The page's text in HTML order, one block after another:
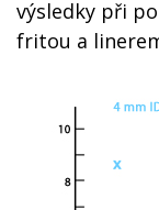
výsledky při
fritou a